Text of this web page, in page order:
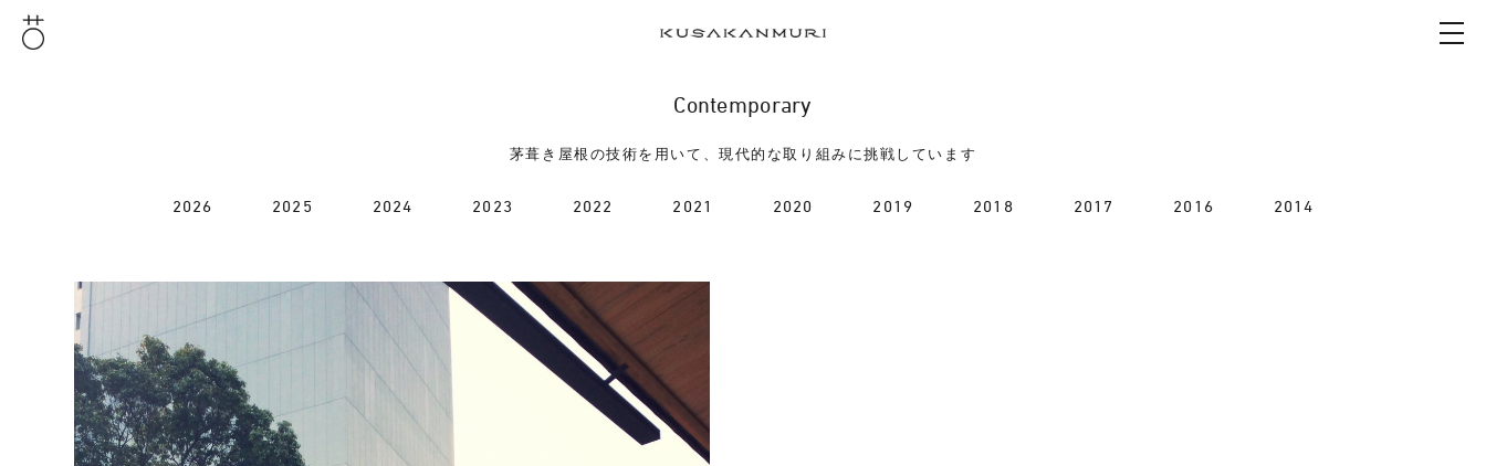
Contemporary
茅葺き屋根の技術を用いて、現代的な取り組みに挑戦しています
2026 2025 2024 2023 2022 2021 2020 2019 2018 2017 2016 2014